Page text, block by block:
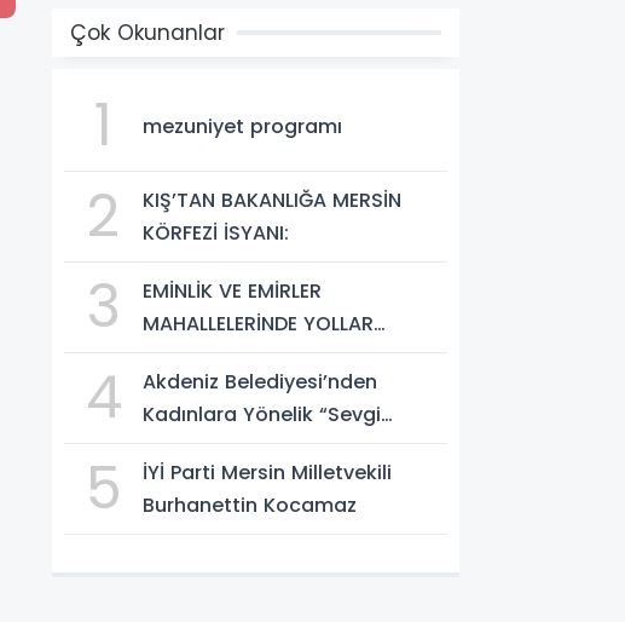
Çok Okunanlar
1 mezuniyet programı
2
KIŞ’TAN BAKANLIĞA MERSİN
KÖRFEZİ İSYANI:
3
EMİNLİK VE EMİRLER
MAHALLELERİNDE YOLLAR
4
Akdeniz Belediyesi’nden
Kadınlara Yönelik “Sevgi
5
İYİ Parti Mersin Milletvekili
Burhanettin Kocamaz